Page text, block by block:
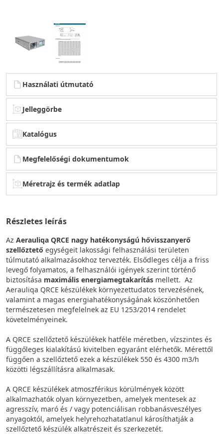
Használati útmutató
Jelleggörbe
Katalógus
Megfelelőségi dokumentumok
Méretrajz és termék adatlap
Részletes leírás
Az Aerauliqa QRCE nagy hatékonyságú hővisszanyerő
szellőztető egységeit lakossági felhasználási területen
túlmutató alkalmazásokhoz tervezték. Elsődleges célja a friss
levegő folyamatos, a felhasználói igények szerint történő
biztosítása maximális energiamegtakarítás mellett. Az
Aerauliqa QRCE készülékek környezettudatos tervezésének,
valamint a magas energiahatékonyságának köszönhetően
természetesen megfelelnek az EU 1253/2014 rendelet
követelményeinek.
A QRCE szellőztető készülékek hatféle méretben, vízszintes és
függőleges kialakítású kivitelben egyaránt elérhetők. Mérettől
függően a szellőztető ezek a készülékek 550 és 4300 m3/h
közötti légszállításra alkalmasak.
A QRCE készülékek atmoszférikus körülmények között
alkalmazhatók olyan környezetben, amelyek mentesek az
agresszív, maró és / vagy potenciálisan robbanásveszélyes
anyagoktól, amelyek helyrehozhatatlanul károsíthatják a
szellőztető készülék alkatrészeit és szerkezetét.